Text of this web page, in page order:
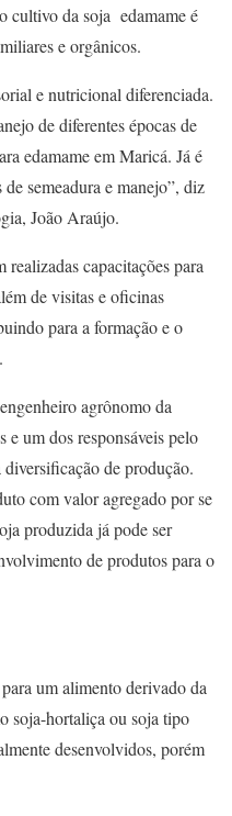
cultivo da soja edamame é
e orgânicos.
e nutricional diferenciada.
de diferentes épocas de
edamame em Maricá. Já é
semeadura e manejo”, diz
João Araújo.
capacitações para
de visitas e oficinas
para a formação e o
agrônomo da
e um dos responsáveis pelo
de produção.
com valor agregado por se
produzida já pode ser
de produtos para o
um alimento derivado da
soja-hortaliça ou soja tipo
desenvolvidos, porém